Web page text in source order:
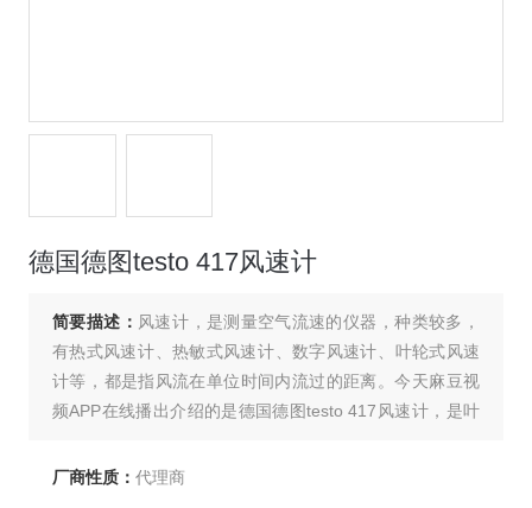
德国德图testo 417风速计
简要描述： 风速计，是测量空气流速的仪器，种类较多，
有热式风速计、热敏式风速计、数字风速计、叶轮式风速
计等，都是指风流在单位时间内流过的距离。今天麻豆视
频APP在线播出介绍的是德国德图testo 417风速计，是叶
量。显示屏上可显示风速、温度、体积流量及气流方向。
厂商性质： 代理商